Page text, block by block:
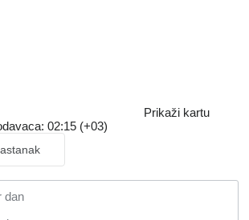
Prikaži kartu
02:15 (+03)